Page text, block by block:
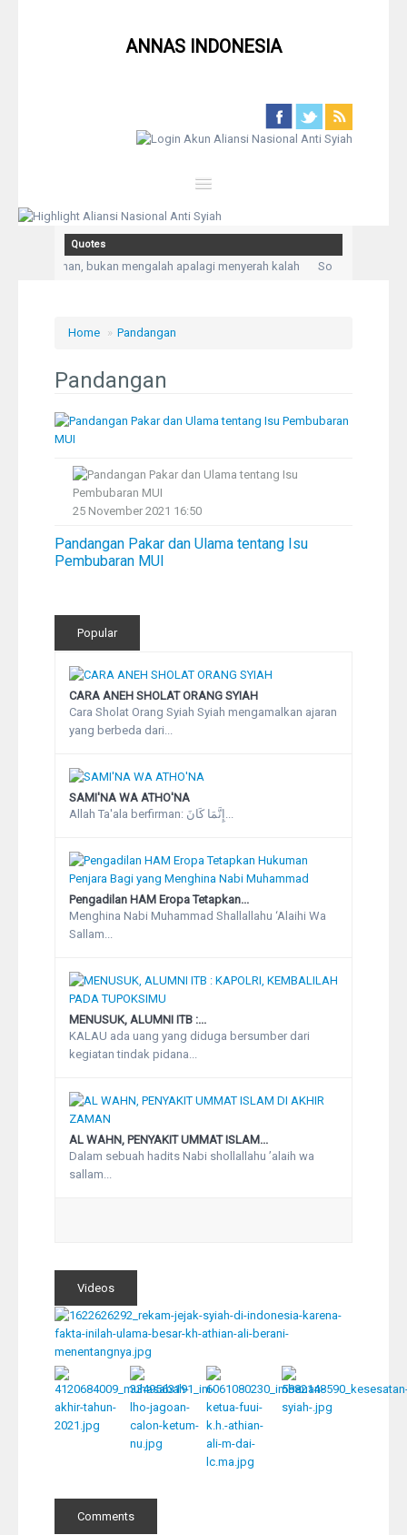
ANNAS INDONESIA
Close
Home
Syiah
Pelangi
Galeri Foto
Peta Lokasi
Kontak
Quotes
Kepasrahan, bukan mengalah apalagi menyerah kalah
Solusi untuk
Home » Pandangan
Pandangan
25 November 2021 16:50
Pandangan Pakar dan Ulama tentang Isu
Pembubaran MUI
Popular
CARA ANEH SHOLAT ORANG SYIAH
Cara Sholat Orang Syiah Syiah mengamalkan ajaran
yang berbeda dari...
SAMI'NA WA ATHO'NA
Pengadilan HAM Eropa Tetapkan...
Menghina Nabi Muhammad Shallallahu ‘Alaihi Wa
Sallam...
MENUSUK, ALUMNI ITB :...
KALAU ada uang yang diduga bersumber dari
kegiatan tindak pidana...
AL WAHN, PENYAKIT UMMAT ISLAM...
Dalam sebuah hadits Nabi shollallahu ’alaih wa
sallam...
Videos
Comments